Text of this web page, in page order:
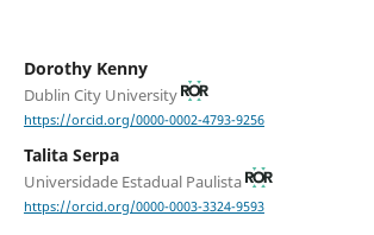
Dorothy Kenny
Dublin City University
https://orcid.org/0000-0002-4793-9256
Talita Serpa
Universidade Estadual Paulista
https://orcid.org/0000-0003-3324-9593